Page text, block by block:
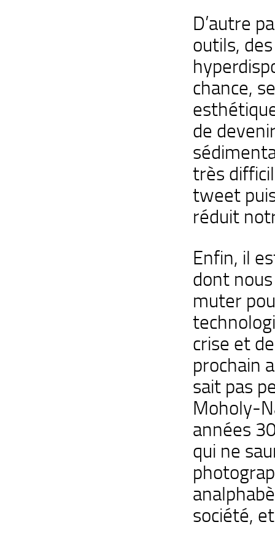
D’autre
outils,
chance,
de
très
tweet
réduit
Enfin, il
dont
muter
crise et
prochain
sait pas
Moholy-
années
qui ne
société,